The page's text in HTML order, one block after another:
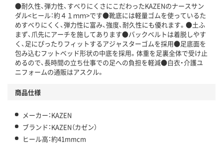
●耐久性、弾力性、すべりにくさにこだわったKAZENのナースサン
ダル<ヒール：約４１ｍｍ>です●靴底には軽量ゴムを使っているた
めすべりにくく、弾力性に富み、強度、耐久性にも優れます。●土ふ
まず、爪先にアーチを施してあります●バックベルトは着脱しやす
く、足にぴったりフィットするアジャスターゴムを採用●足底面を
包み込むフットベッド形状の中底を採用。体重を足裏全体で受け止
めるので、長時間の立ち仕事での足への負担を軽減●白衣・介護ユ
ニフォームの通販はアスクル。
商品仕様
メーカー：KAZEN
ブランド：KAZEN（カゼン）
ヒール高：約41mmcm